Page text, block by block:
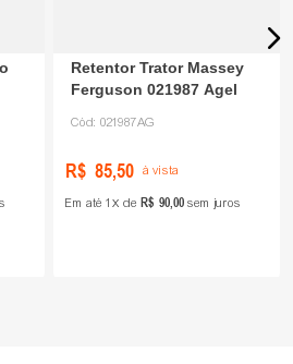
Retentor Trator Massey
Ferguson 021987 Agel
Cód: 021987AG
R$ 85,50 à vista
Em até 1 de R$ 9000 sem juros